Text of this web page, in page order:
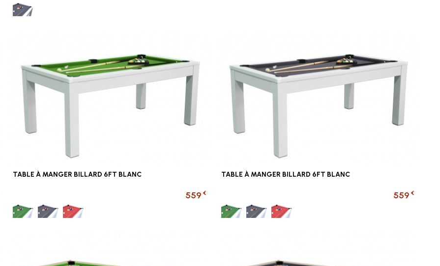
Gris
TABLE À MANGER BILLARD 6FT BLANC
559 €
Vert Gris Rouge
TABLE À MANGER BILLARD 6FT BLANC
559 €
Vert Gris Rouge